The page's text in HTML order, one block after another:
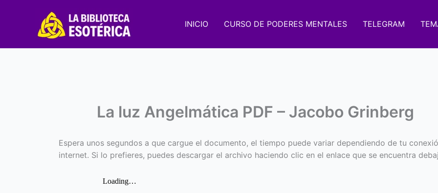
INICIO CURSO DE PODERES MENTALES TELEGRAM
La luz Angelmática PDF – Jacobo Grinberg
Espera unos segundos a que cargue el documento, el tiempo puede variar dependiendo de tu
internet. Si lo prefieres, puedes descargar el archivo haciendo clic en el enlace que se encuentra